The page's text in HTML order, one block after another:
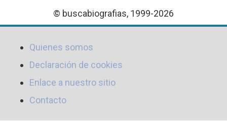
© buscabiografias, 1999-2026
Quienes somos
Declaración de cookies
Enlace a nuestro sitio
Contacto